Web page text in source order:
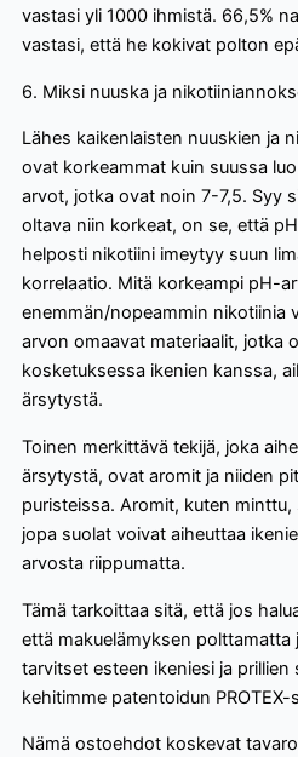
vastasi yli 1000 ihmistä. 66,5%
vastasi, että he kokivat polton
6. Miksi nuuska ja
Lähes kaikenlaisten nuuskien ja
ovat korkeammat kuin suussa
arvot, jotka ovat noin 7-7,5. Syy
oltava niin korkeat, on se, että
helposti nikotiini imeytyy suun
korrelaatio. Mitä korkeampi pH-
enemmän/nopeammin nikotiinia
arvon omaavat materiaalit, jotka
kosketuksessa ikenien kanssa,
ärsytystä.
Toinen merkittävä tekijä, joka
ärsytystä, ovat aromit ja niiden
puristeissa. Aromit, kuten
jopa suolat voivat aiheuttaa
arvosta riippumatta.
Tämä tarkoittaa sitä, että jos
että makuelämyksen polttamatta
tarvitset esteen ikeniesi ja prillien
kehitimme patentoidun PROTEX-
Nämä ostoehdot koskevat